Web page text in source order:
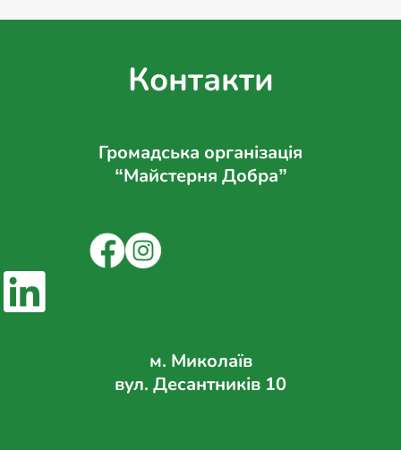
Контакти
Громадська організація
“Майстерня Добра”
м. Миколаїв
вул. Десантників 10